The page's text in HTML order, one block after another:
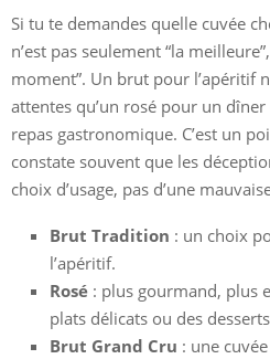
Si tu te demandes quelle cuvée
n’est pas seulement “la
moment”. Un brut pour l’apéritif
attentes qu’un rosé pour un
repas gastronomique. C’est un
constate souvent que les
choix d’usage, pas d’une
Brut Tradition : un choix
l’apéritif.
Rosé : plus gourmand, plus
plats délicats ou des
Brut Grand Cru : une